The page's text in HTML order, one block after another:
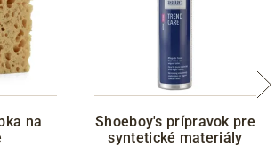
na
Shoeboy's prípravok pre
syntetické materiály